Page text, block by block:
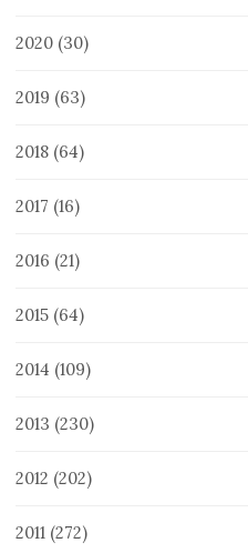
2020 (30)
2019 (63)
2018 (64)
2017 (16)
2016 (21)
2015 (64)
2014 (109)
2013 (230)
2012 (202)
2011 (272)